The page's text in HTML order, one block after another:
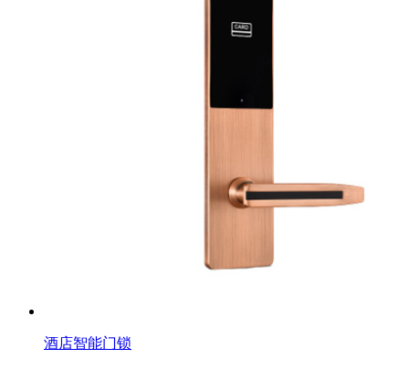
酒店智能门锁